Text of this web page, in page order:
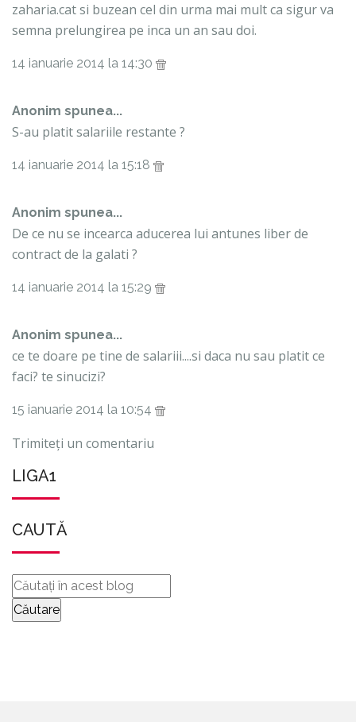
zaharia.cat si buzean cel din urma mai mult ca sigur va
semna prelungirea pe inca un an sau doi.
14 ianuarie 2014 la 14:30
Anonim spunea...
S-au platit salariile restante ?
14 ianuarie 2014 la 15:18
Anonim spunea...
De ce nu se incearca aducerea lui antunes liber de
contract de la galati ?
14 ianuarie 2014 la 15:29
Anonim spunea...
ce te doare pe tine de salariii....si daca nu sau platit ce
faci? te sinucizi?
15 ianuarie 2014 la 10:54
Trimiteți un comentariu
LIGA1
CAUTĂ